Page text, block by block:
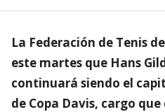
La Federación de Tenis
este martes que Hans
continuará siendo el
de Copa Davis, cargo